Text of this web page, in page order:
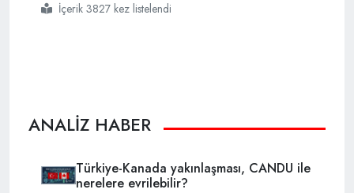
#fetö
#oryantalizm
#devşirme proje
İçerik 3827 kez listelendi
ANALİZ HABER
Türkiye-Kanada yakınlaşması, CANDU ile
nerelere evrilebilir?